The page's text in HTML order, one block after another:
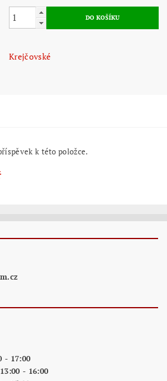
Krejčovské
k této položce.
- 17:00
- 16:00